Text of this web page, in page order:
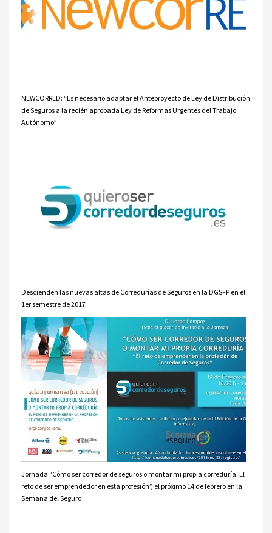
NEWCORRED: “Es necesario adaptar el Anteproyecto de Ley de Distribución
de Seguros a la recién aprobada Ley de Reformas Urgentes del Trabajo
Autónomo”
Descienden las nuevas altas de Corredurías de Seguros en la DGSFP en el
1er semestre de 2017
Jornada “Cómo ser corredor de seguros o montar mi propia correduría. El
reto de ser emprendedor en esta profesión”, el próximo 14 de febrero en la
Semana del Seguro